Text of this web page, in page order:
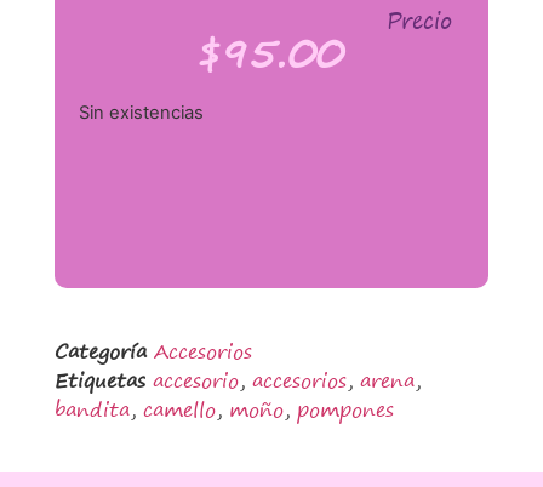
Precio
$95.00
Sin existencias
Categoría Accesorios
Etiquetas accesorio, accesorios, arena,
bandita, camello, moño, pompones